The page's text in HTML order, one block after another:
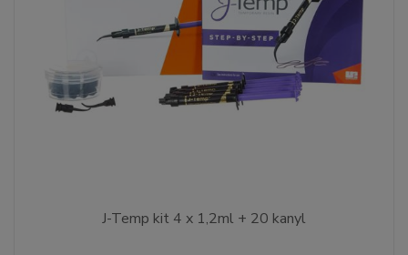
J-Temp kit 4 x 1,2ml + 20 kanyl